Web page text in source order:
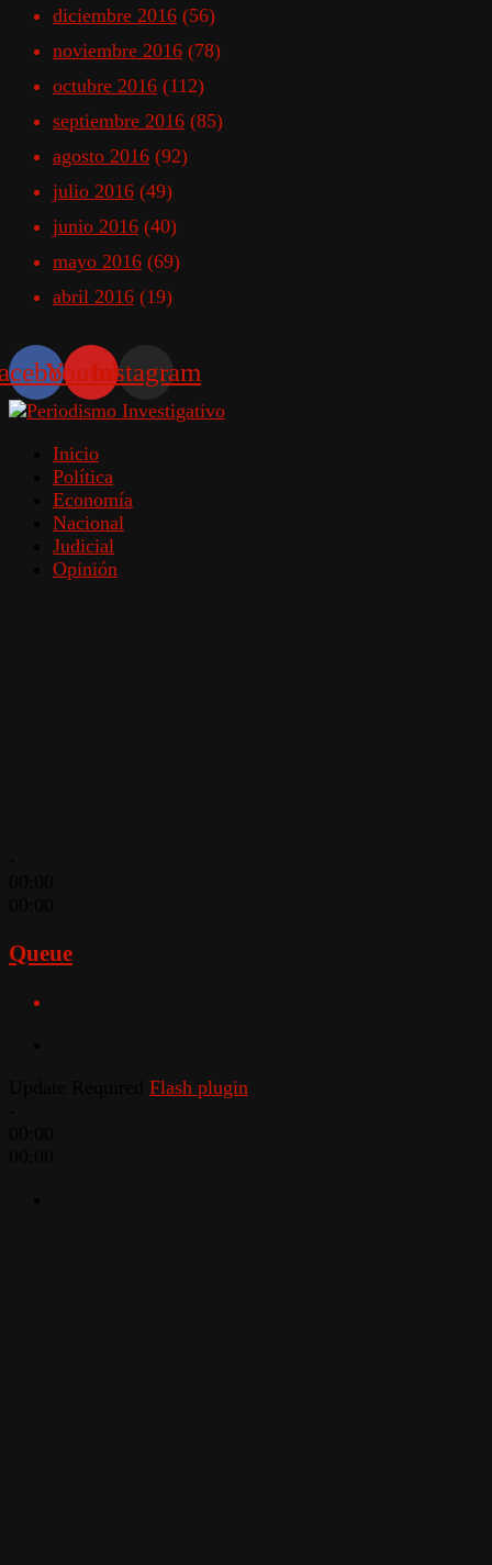
diciembre 2016 (56)
noviembre 2016 (78)
octubre 2016 (112)
septiembre 2016 (85)
agosto 2016 (92)
julio 2016 (49)
junio 2016 (40)
mayo 2016 (69)
abril 2016 (19)
YoutubeInstagram
Inicio
Política
Economía
Nacional
Judicial
Opinión
Queue
Flash plugin